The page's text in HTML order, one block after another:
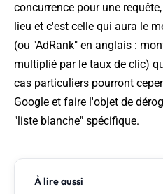
concurrence pour une
lieu et c'est celle qui aura le
(ou "AdRank" en anglais :
multiplié par le taux de clic)
cas particuliers pourront
Google et faire l'objet de
"liste blanche" spécifique.
À lire aussi